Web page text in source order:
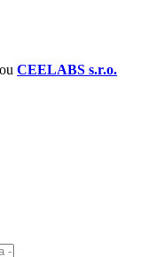
CEELABS s.r.o.